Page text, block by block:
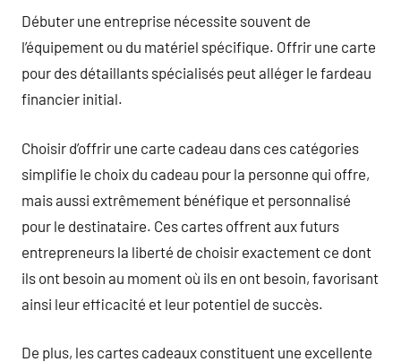
Débuter une entreprise nécessite souvent de
l’équipement ou du matériel spécifique. Offrir une carte
pour des détaillants spécialisés peut alléger le fardeau
financier initial.
Choisir d’offrir une carte cadeau dans ces catégories
simplifie le choix du cadeau pour la personne qui offre,
mais aussi extrêmement bénéfique et personnalisé
pour le destinataire. Ces cartes offrent aux futurs
entrepreneurs la liberté de choisir exactement ce dont
ils ont besoin au moment où ils en ont besoin, favorisant
ainsi leur efficacité et leur potentiel de succès.
De plus, les cartes cadeaux constituent une excellente